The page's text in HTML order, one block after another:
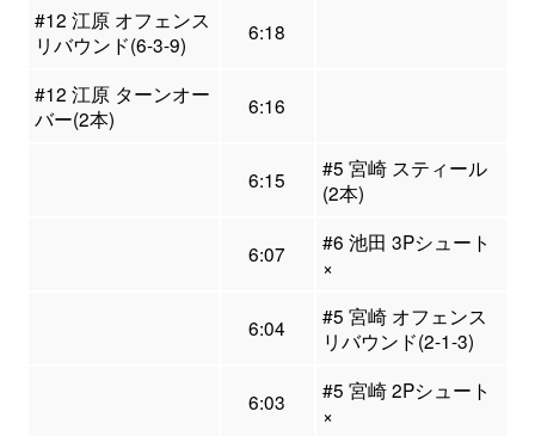
#12 江原 オフェンス
リバウンド(6-3-9)
6:18
#12 江原 ターンオー
バー(2本)
6:16
6:15
#5 宮崎 スティール
(2本)
6:07
#6 池田 3Pシュート
×
6:04
#5 宮崎 オフェンス
リバウンド(2-1-3)
6:03
#5 宮崎 2Pシュート
×